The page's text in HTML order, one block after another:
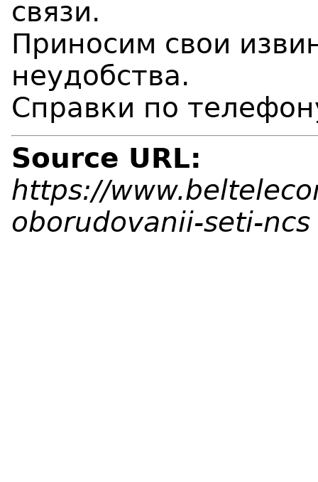
связи.
Приносим свои
неудобства.
Справки по
Source URL:
https://
oborudovanii-seti-ncs